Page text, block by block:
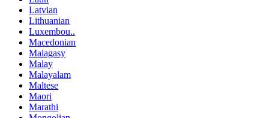
Latvian
Lithuanian
Luxembou..
Macedonian
Malagasy
Malay
Malayalam
Maltese
Maori
Marathi